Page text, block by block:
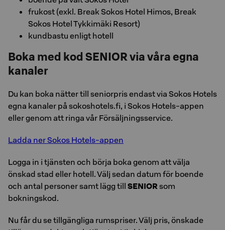
frukost (exkl. Break Sokos Hotel Himos, Break
Sokos Hotel Tykkimäki Resort)
kundbastu enligt hotell
Boka med kod SENIOR via våra egna
kanaler
Du kan boka nätter till seniorpris endast via Sokos Hotels
egna kanaler på sokoshotels.fi, i Sokos Hotels-appen
eller genom att ringa vår Försäljningsservice.
Ladda ner Sokos Hotels-appen
Logga in i tjänsten och börja boka genom att välja
önskad stad eller hotell. Välj sedan datum för boende
och antal personer samt lägg till SENIORsom
bokningskod.
Nu får du se tillgängliga rumspriser. Välj pris, önskade